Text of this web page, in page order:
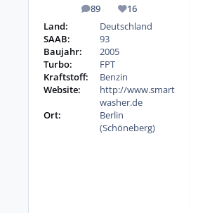
89
Beiträge 16
Reputation
Land:
Deutschland
SAAB:
93
Baujahr:
2005
Turbo:
FPT
Kraftstoff:
Benzin
Website:
http://www.smart
washer.de
Ort:
Berlin
(Schöneberg)